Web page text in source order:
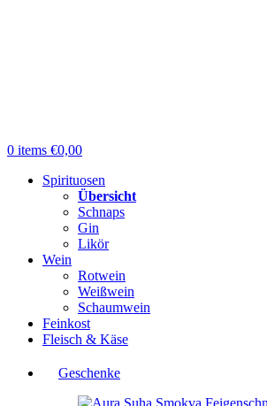
0 items €0,00
Spirituosen
Übersicht
Schnaps
Gin
Likör
Wein
Rotwein
Weißwein
Schaumwein
Feinkost
Fleisch & Käse
Geschenke